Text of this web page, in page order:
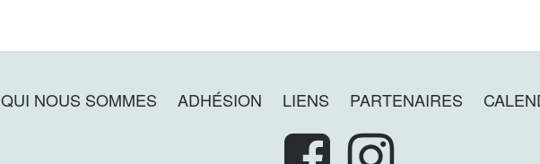
QUI NOUS SOMMES ADHÉSION LIENS PARTENAIRES